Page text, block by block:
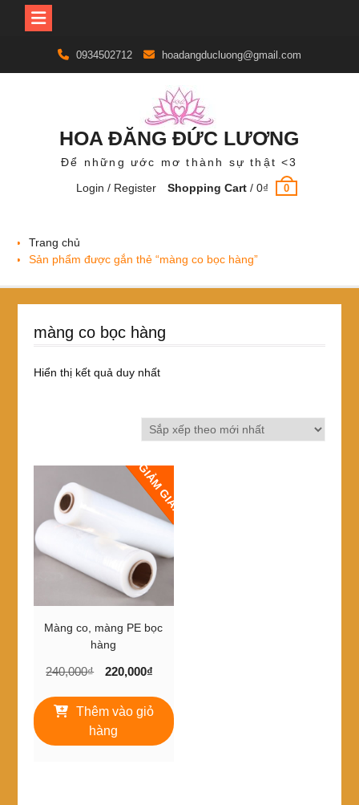
content
0934502712 hoadangducluong@gmail.com
HOA ĐĂNG ĐỨC LƯƠNG
Để những ước mơ thành sự thật <3
Login / Register
Shopping Cart /0₫ 0
Trang chủ
Sản phẩm được gắn thẻ “màng co bọc hàng”
màng co bọc hàng
Hiển thị kết quả duy nhất
GIẢM GIÁ!
Màng co, màng PE bọc
hàng
240,000₫
Giá
là:
240,000₫.
220,000₫
tại
220,000₫.
Thêm vào giỏ
hàng